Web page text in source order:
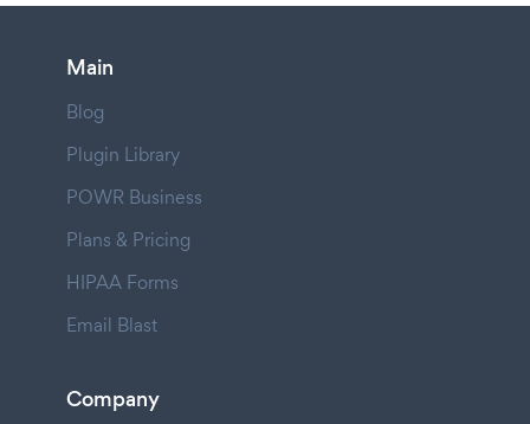
Main
Blog
Plugin Library
POWR Business
Plans & Pricing
HIPAA Forms
Email Blast
Company